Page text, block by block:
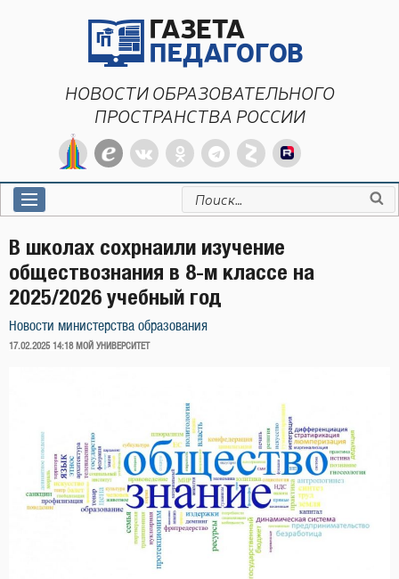
НОВОСТИ ОБРАЗОВАТЕЛЬНОГО
ПРОСТРАНСТВА РОССИИ
Искать:
В школах сохрнаили изучение
обществознания в 8-м классе на
2025/2026 учебный год
Новости министерства образования
ОПУБЛИКОВАНО
17.02.2025 14:18 МОЙ УНИВЕРСИТЕТ